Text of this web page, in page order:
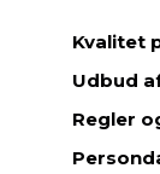
Kvalitet
Udbud
Regler